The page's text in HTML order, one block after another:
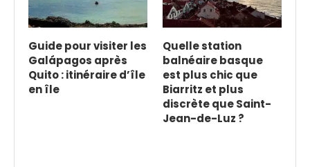
Guide pour visiter les
Galápagos après
Quito : itinéraire d’île
en île
Quelle station
balnéaire basque
est plus chic que
Biarritz et plus
discrète que Saint-
Jean-de-Luz ?